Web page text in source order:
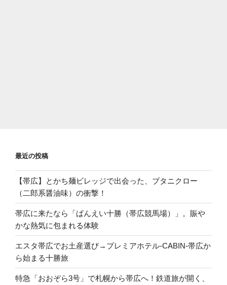
最近の投稿
【帯広】とかち麺ビレッジで出会った、ブタニクロー
（二郎系醤油味）の衝撃！
帯広に来たなら「ばんえい十勝（帯広競馬場）」。賑や
かな熱気に包まれる体験
エスタ帯広でお土産選び→プレミアホテル-CABIN-帯広か
ら始まる十勝旅
特急「おおぞら3号」で札幌から帯広へ！鉄道旅が開く、